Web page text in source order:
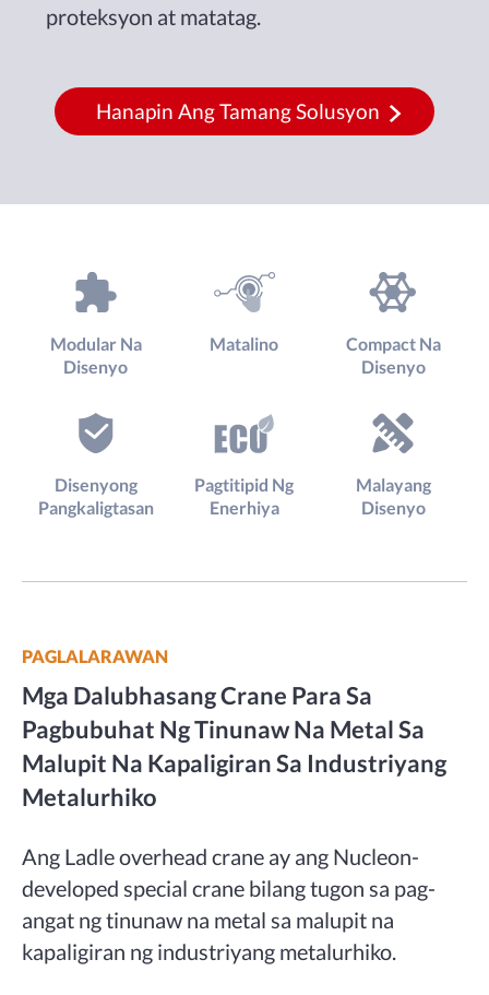
proteksyon at matatag.
Hanapin Ang Tamang Solusyon
Modular Na
Disenyo
Matalino
Compact Na
Disenyo
Disenyong
Pangkaligtasan
Pagtitipid Ng
Enerhiya
Malayang
Disenyo
PAGLALARAWAN
Mga Dalubhasang Crane Para Sa
Pagbubuhat Ng Tinunaw Na Metal Sa
Malupit Na Kapaligiran Sa Industriyang
Metalurhiko
Ang Ladle overhead crane ay ang Nucleon-
developed special crane bilang tugon sa pag-
angat ng tinunaw na metal sa malupit na
kapaligiran ng industriyang metalurhiko.